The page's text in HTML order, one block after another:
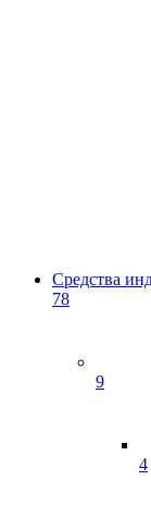
Средства
78
9
4